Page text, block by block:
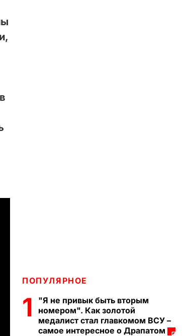
ПОПУЛЯРНОЕ
1
"Я не привык быть вторым
номером". Как золотой
медалист стал главкомом ВСУ –
самое интересное о Драпатом